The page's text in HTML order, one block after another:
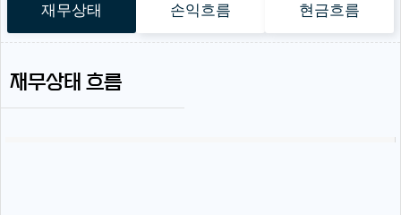
재무상태 손익흐름 현금흐름
재무상태 흐름